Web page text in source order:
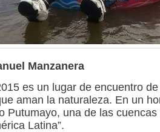
Manzanera
es un lugar de encuentro
aman la naturaleza. En un
Putumayo, una de las
Latina”.